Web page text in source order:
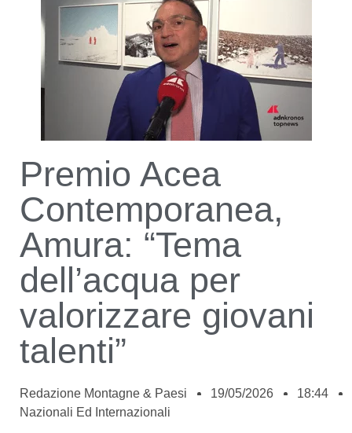
Premio Acea
Contemporanea,
Amura: “Tema
dell’acqua per
valorizzare giovani
talenti”
Redazione Montagne & Paesi 19/05/2026
18:44
Nazionali Ed Internazionali